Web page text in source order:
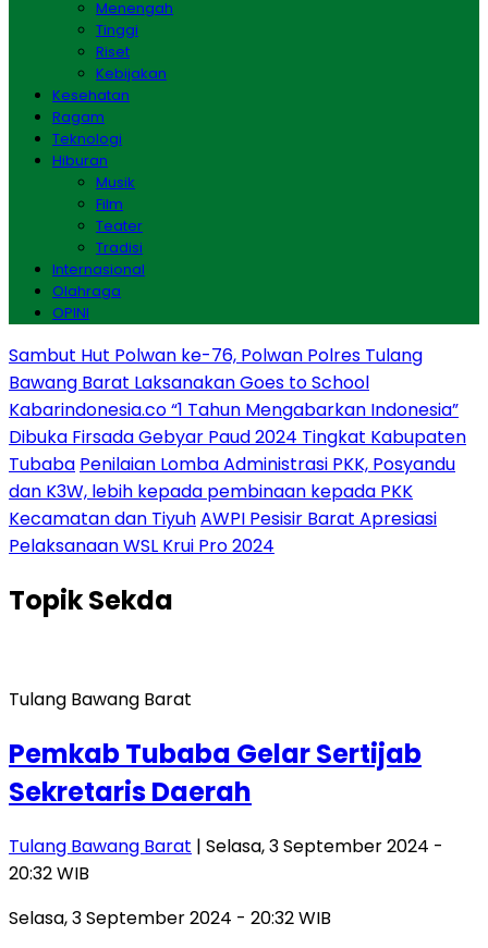
Menengah
Tinggi
Riset
Kebijakan
Kesehatan
Ragam
Teknologi
Hiburan
Musik
Film
Teater
Tradisi
Internasional
Olahraga
OPINI
Sambut Hut Polwan ke-76, Polwan Polres Tulang
Bawang Barat Laksanakan Goes to School
Kabarindonesia.co “1 Tahun Mengabarkan Indonesia”
Dibuka Firsada Gebyar Paud 2024 Tingkat Kabupaten
Tubaba Penilaian Lomba Administrasi PKK, Posyandu
dan K3W, lebih kepada pembinaan kepada PKK
Kecamatan dan TiyuhAWPI Pesisir Barat Apresiasi
Pelaksanaan WSL Krui Pro 2024
TopikSekda
Tulang Bawang Barat
Pemkab Tubaba Gelar Sertijab
Sekretaris Daerah
Tulang Bawang Barat | Selasa, 3 September 2024 -
20:32 WIB
Selasa, 3 September 2024 - 20:32 WIB